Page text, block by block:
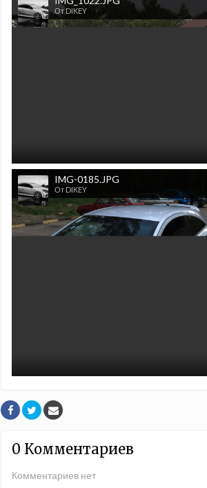
От DIKEY
IMG-0185.JPG
От DIKEY
0 Комментариев
Комментариев нет